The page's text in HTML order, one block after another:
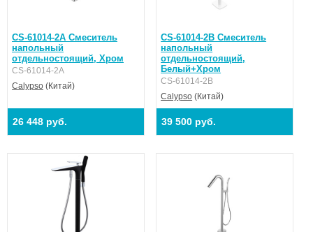
CS-61014-2А Смеситель
напольный
отдельностоящий, Хром
CS-61014-2А
Calypso (Китай)
26 448 руб.
CS-61014-2В Смеситель
напольный
отдельностоящий,
Белый+Хром
CS-61014-2В
Calypso (Китай)
39 500 руб.